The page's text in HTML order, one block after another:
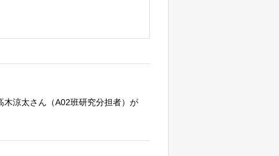
涼太さん（A02班研究分担者）が